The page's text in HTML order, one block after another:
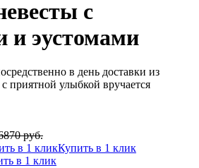
с
и эустомами
в день доставки из
приятной улыбкой вручается
руб.
Купить в 1 клик
в 1 клик